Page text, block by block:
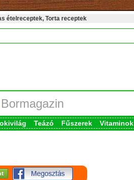
ételreceptek, Torta receptek
Bormagazin
Teázó Fűszerek Vitaminok